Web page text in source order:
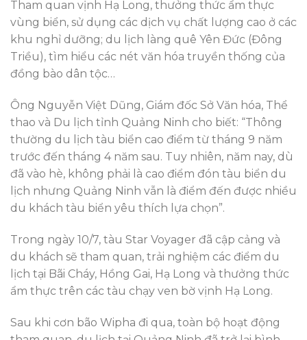
Tham quan vịnh Hạ Long, thưởng thức ẩm thực
vùng biển, sử dụng các dịch vụ chất lượng cao ở các
khu nghỉ dưỡng; du lịch làng quê Yên Đức (Đông
Triều), tìm hiểu các nét văn hóa truyền thống của
đồng bào dân tộc…
Ông Nguyễn Việt Dũng, Giám đốc Sở Văn hóa, Thể
thao và Du lịch tỉnh Quảng Ninh cho biết: “Thông
thường du lịch tàu biển cao điểm từ tháng 9 năm
trước đến tháng 4 năm sau. Tuy nhiên, năm nay, dù
đã vào hè, không phải là cao điểm đón tàu biển du
lịch nhưng Quảng Ninh vẫn là điểm đến được nhiều
du khách tàu biển yêu thích lựa chọn”.
Trong ngày 10/7, tàu Star Voyager đã cập cảng và
du khách sẽ tham quan, trải nghiệm các điểm du
lịch tại Bãi Cháy, Hồng Gai, Hạ Long và thưởng thức
ẩm thực trên các tàu chạy ven bờ vịnh Hạ Long.
Sau khi cơn bão Wipha đi qua, toàn bộ hoạt động